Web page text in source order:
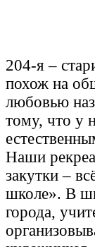
204-я –
похож на
любовью
тому, что у
Наши
закутки –
школе». В
города,